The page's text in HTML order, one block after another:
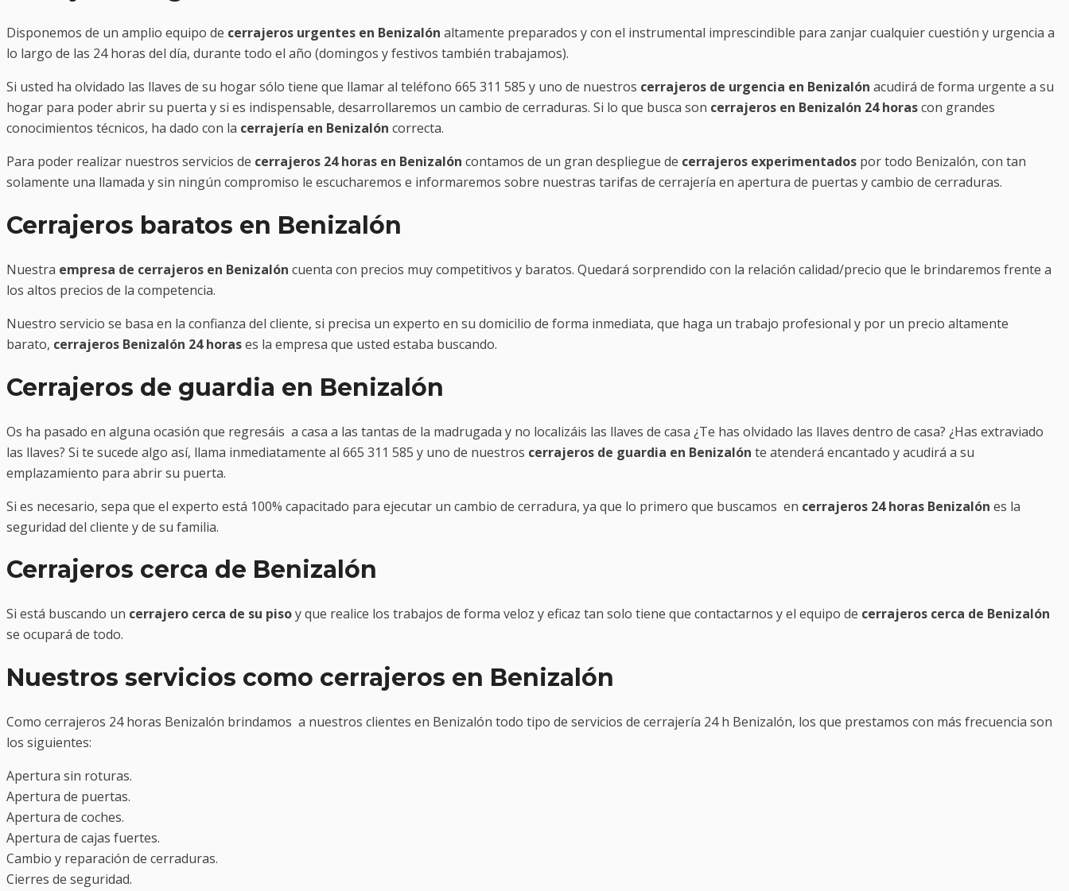
Disponemos de un amplio equipo de cerrajeros urgentes en Benizalón altamente preparados y con el instrumental imprescindible para zanjar cualquier cuestión y urgencia a
lo largo de las 24 horas del día, durante todo el año (domingos y festivos también trabajamos).
Si usted ha olvidado las llaves de su hogar sólo tiene que llamar al teléfono 665 311 585 y uno de nuestros cerrajeros de urgencia en Benizalón acudirá de forma urgente a su
hogar para poder abrir su puerta y si es indispensable, desarrollaremos un cambio de cerraduras. Si lo que busca son cerrajeros en Benizalón 24 horascon grandes
conocimientos técnicos, ha dado con la cerrajería en Benizalón correcta.
Para poder realizar nuestros servicios de cerrajeros 24 horas en Benizalón contamos de un gran despliegue de cerrajeros experimentados por todo Benizalón, con tan
solamente una llamada y sin ningún compromiso le escucharemos e informaremos sobre nuestras tarifas de cerrajería en apertura de puertas y cambio de cerraduras.
Cerrajeros baratos en Benizalón
Nuestra empresa de cerrajeros en Benizalón cuenta con precios muy competitivos y baratos. Quedará sorprendido con la relación calidad/precio que le brindaremos frente a
los altos precios de la competencia.
Nuestro servicio se basa en la confianza del cliente, si precisa un experto en su domicilio de forma inmediata, que haga un trabajo profesional y por un precio altamente
barato, cerrajeros Benizalón 24 horases la empresa que usted estaba buscando.
Cerrajeros de guardia en Benizalón
Os ha pasado en alguna ocasión que regresáis a casa a las tantas de la madrugada y no localizáis las llaves de casa ¿Te has olvidado las llaves dentro de casa? ¿Has extraviado
las llaves? Si te sucede algo así, llama inmediatamente al 665 311 585 y uno de nuestros cerrajeros de guardia en Benizalón te atenderá encantado y acudirá a su
emplazamiento para abrir su puerta.
Si es necesario, sepa que el experto está 100% capacitado para ejecutar un cambio de cerradura, ya que lo primero que buscamos en cerrajeros 24 horas Benizalón es la
seguridad del cliente y de su familia.
Cerrajeros cerca de Benizalón
Si está buscando un cerrajero cerca de su pisoy que realice los trabajos de forma veloz y eficaz tan solo tiene que contactarnos y el equipo de cerrajeros cerca de Benizalón
se ocupará de todo.
Nuestros servicios como cerrajeros en Benizalón
Como cerrajeros 24 horas Benizalón brindamos a nuestros clientes en Benizalón todo tipo de servicios de cerrajería 24 h Benizalón, los que prestamos con más frecuencia son
los siguientes:
Apertura sin roturas.
Apertura de puertas.
Apertura de coches.
Apertura de cajas fuertes.
Cambio y reparación de cerraduras.
Cierres de seguridad.